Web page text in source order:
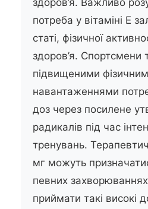
потреба у вітаміні Е
статі, фізичної
здоров’я. Спортсмени
підвищеними
навантаженнями
доз через посилене
радикалів під час
тренувань.
мг можуть
певних
приймати такі високі